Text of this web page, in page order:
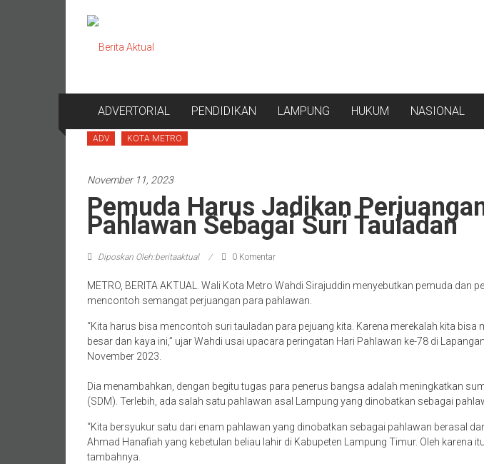
Berita
Aktual
terpercaya
ADVERTORIAL
PENDIDIKAN LAMPUNG HUKUM NASIONAL
ADV KOTA METRO
November 11, 2023
Pemuda Harus Jadikan
Pahlawan Sebagai Suri Tauladan
Diposkan Oleh:beritaaktual 0 Komentar
METRO, BERITA AKTUAL. Wali Kota Metro Wahdi Sirajuddin menyebutkan pemuda dan
mencontoh semangat perjuangan para pahlawan.
“Kita harus bisa mencontoh suri tauladan para pejuang kita. Karena merekalah kita bisa
besar dan kaya ini,” ujar Wahdi usai upacara peringatan Hari Pahlawan ke-78 di
November 2023.
Dia menambahkan, dengan begitu tugas para penerus bangsa adalah meningkatkan
(SDM). Terlebih, ada salah satu pahlawan asal Lampung yang dinobatkan sebagai
“Kita bersyukur satu dari enam pahlawan yang dinobatkan sebagai pahlawan berasal
Ahmad Hanafiah yang kebetulan beliau lahir di Kabupeten Lampung Timur. Oleh karena
tambahnya.